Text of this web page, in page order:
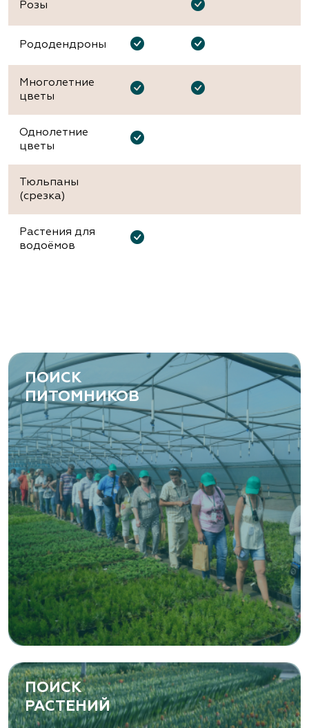
Розы
Рододендроны
Многолетние
цветы
Однолетние
цветы
Тюльпаны
(срезка)
Растения для
водоёмов
ПОИСК
ПИТОМНИКОВ
ПОИСК
РАСТЕНИЙ